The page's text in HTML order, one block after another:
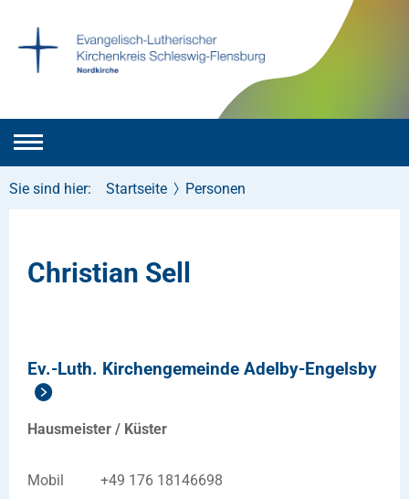
Sie sind hier: Startseite Personen
Christian Sell
Ev.-Luth. Kirchengemeinde Adelby-Engelsby
Hausmeister / Küster
Mobil
+49 176 18146698